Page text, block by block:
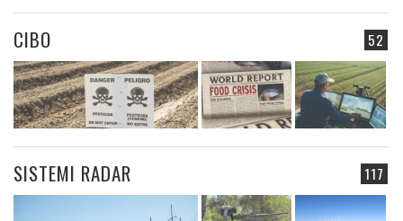
52
CIBO
117
SISTEMI RADAR